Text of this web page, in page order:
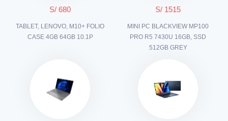
S/ 680
TABLET, LENOVO, M10+ FOLIO
CASE 4GB 64GB 10.1P
S/ 1515
MINI PC BLACKVIEW MP100
PRO R5 7430U 16GB, SSD
512GB GREY